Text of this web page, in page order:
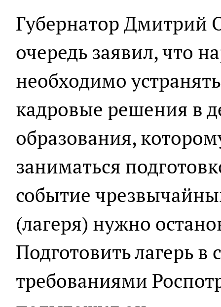
Губернатор Дмитрий
очередь заявил, что
необходимо
кадровые решения в
образования,
заниматься
событие
(лагеря) нужно
Подготовить лагерь в
требованиями